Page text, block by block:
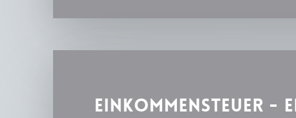
Einkommensteuer -